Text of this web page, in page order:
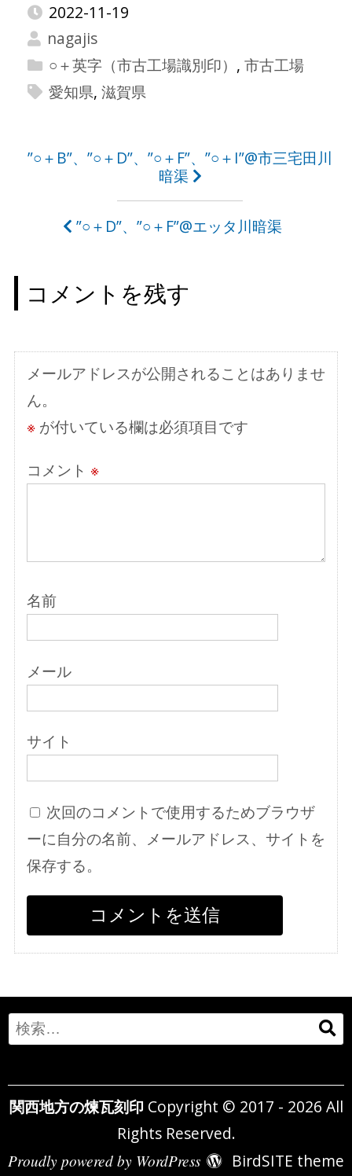
2022-11-19
nagajis
○＋英字（市古工場識別印） , 市古工場
愛知県, 滋賀県
投
ゲ
ー
ョ
ン
”○＋B”、”○＋D”、”○＋F”、”○＋I”@市三宅田川
暗渠
”○＋D”、”○＋F”@エッタ川暗渠
コメントを残す
メールアドレスが公開されることはありませ
ん。
※が付いている欄は必須項目です
コメント ※
名前
メール
サイト
次回のコメントで使用するためブラウザ
ーに自分の名前、メールアドレス、サイトを
保存する。
Search
for:
関西地方の煉瓦刻印 Copyright © 2017 - 2026 All
Rights Reserved.
Proudly powered by WordPress BirdSITE theme